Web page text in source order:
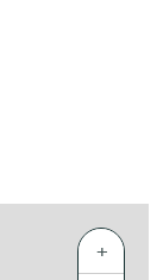
+